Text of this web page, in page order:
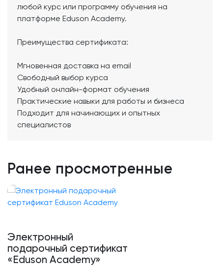
любой курс или программу обучения на
платформе Eduson Academy.
Преимущества сертификата:
Мгновенная доставка на email
Свободный выбор курса
Удобный онлайн-формат обучения
Практические навыки для работы и бизнеса
Подходит для начинающих и опытных
специалистов
Ранее просмотренные
Электронный
подарочный сертификат
«Eduson Academy»